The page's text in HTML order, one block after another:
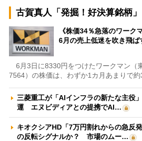
古賀真人「発掘！好決算銘柄」
《株価34％急落のワーク
6月の売上低迷を吹き飛
6月3日に8330円をつけたワークマン（
7564）の株価は、わずか1カ月あまりで約
三菱重工が「AIインフラの新たな主役
運 エヌビディアとの提携でAI…
キオクシアHD「7万円割れからの急反
の反転シグナルか？ 市場のムー…